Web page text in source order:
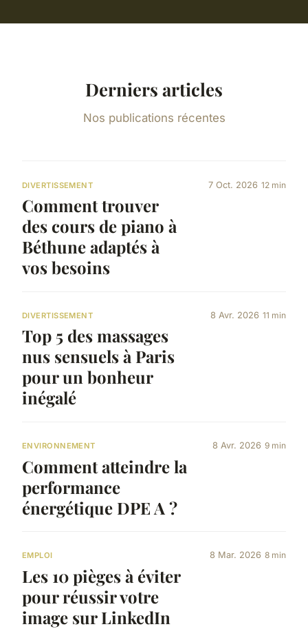
Derniers articles
Nos publications récentes
DIVERTISSEMENT
Comment trouver
des cours de piano à
Béthune adaptés à
vos besoins
7 Oct. 2026 12 min
DIVERTISSEMENT
Top 5 des massages
nus sensuels à Paris
pour un bonheur
inégalé
8 Avr. 2026 11 min
ENVIRONNEMENT
Comment atteindre la
performance
énergétique DPE A ?
8 Avr. 2026 9 min
EMPLOI
Les 10 pièges à éviter
pour réussir votre
image sur LinkedIn
8 Mar. 2026 8 min